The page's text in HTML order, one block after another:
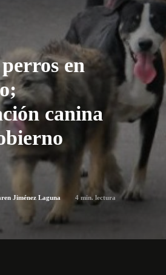
en
canina
Jiménez Laguna 4 min. lectura